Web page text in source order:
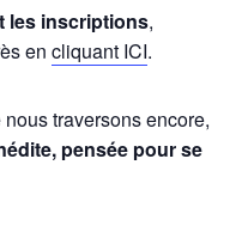
les inscriptions,
encliquant ICI.
traversons encore,
pensée pour se